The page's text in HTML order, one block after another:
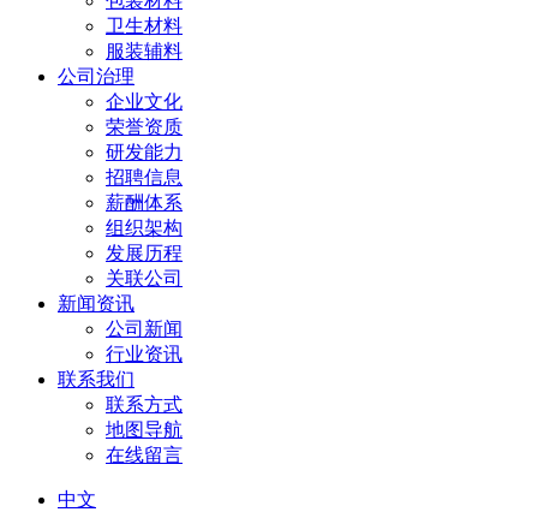
卫生材料
服装辅料
公司治理
企业文化
荣誉资质
研发能力
招聘信息
薪酬体系
组织架构
发展历程
关联公司
新闻资讯
公司新闻
行业资讯
联系我们
联系方式
地图导航
在线留言
中文